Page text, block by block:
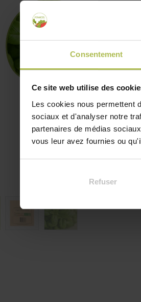
Consentement
Ce site web utilise des
Les cookies nous permettent
sociaux et d'analyser notre
partenaires de médias
vous leur avez fournies ou
Refuser